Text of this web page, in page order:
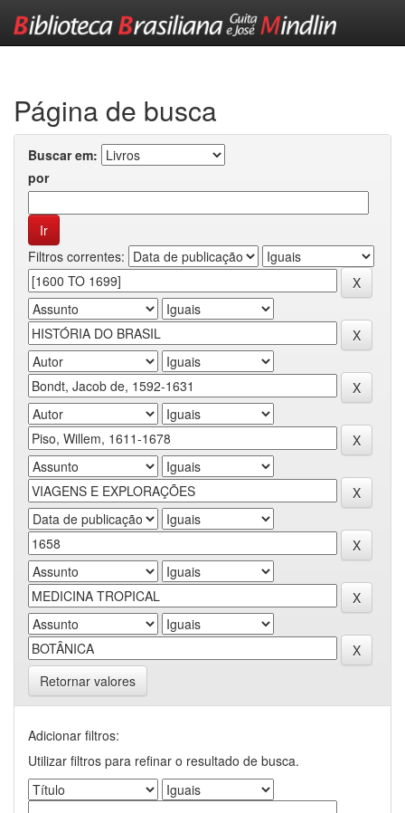
Página de busca
Buscar em:
por
Filtros correntes:
Retornar valores
Adicionar filtros:
Utilizar filtros para refinar o resultado de busca.